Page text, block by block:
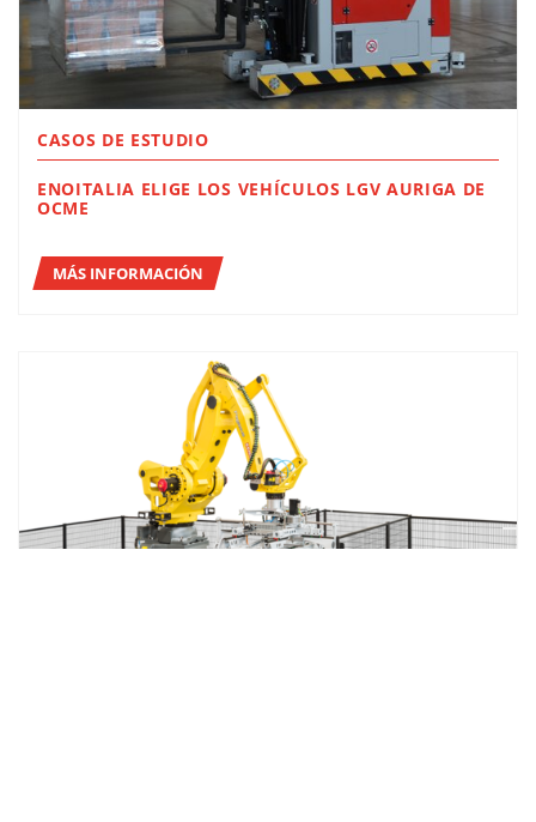
CASOS DE ESTUDIO
ENOITALIA ELIGE LOS VEHÍCULOS LGV AURIGA DE
OCME
MÁS INFORMACIÓN